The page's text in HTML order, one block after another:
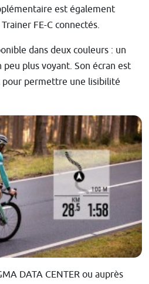
est également
FE-C connectés.
dans deux couleurs : un
plus voyant. Son écran est
permettre une lisibilité
DATA CENTER ou auprès